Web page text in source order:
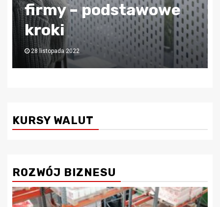
Wybierz
księgową!
6 lipca 2022
KURSY WALUT
ROZWÓJ BIZNESU